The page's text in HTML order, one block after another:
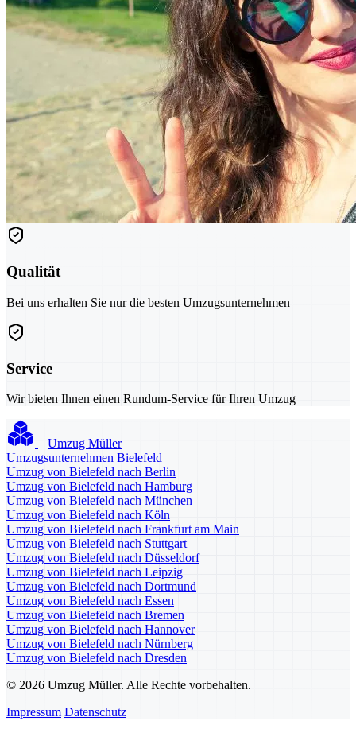
Qualität
Bei uns erhalten Sie nur die besten Umzugsunternehmen
Service
Wir bieten Ihnen einen Rundum-Service für Ihren Umzug
Umzug Müller
Umzugsunternehmen Bielefeld
Umzug von Bielefeld nach Berlin
Umzug von Bielefeld nach Hamburg
Umzug von Bielefeld nach München
Umzug von Bielefeld nach Köln
Umzug von Bielefeld nach Frankfurt am Main
Umzug von Bielefeld nach Stuttgart
Umzug von Bielefeld nach Düsseldorf
Umzug von Bielefeld nach Leipzig
Umzug von Bielefeld nach Dortmund
Umzug von Bielefeld nach Essen
Umzug von Bielefeld nach Bremen
Umzug von Bielefeld nach Hannover
Umzug von Bielefeld nach Nürnberg
Umzug von Bielefeld nach Dresden
© 2026 Umzug Müller. Alle Rechte vorbehalten.
Impressum Datenschutz